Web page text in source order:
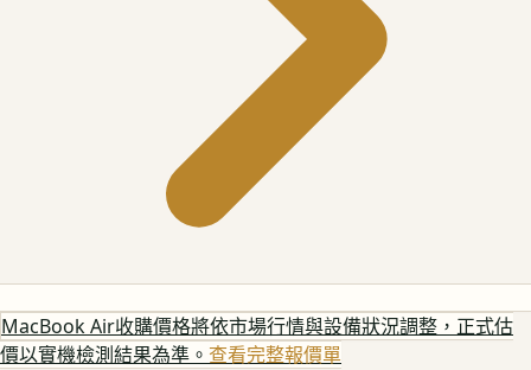
MacBook Air收購價格將依市場行情與設備狀況調整，正式估
價以實機檢測結果為準。 查看完整報價單